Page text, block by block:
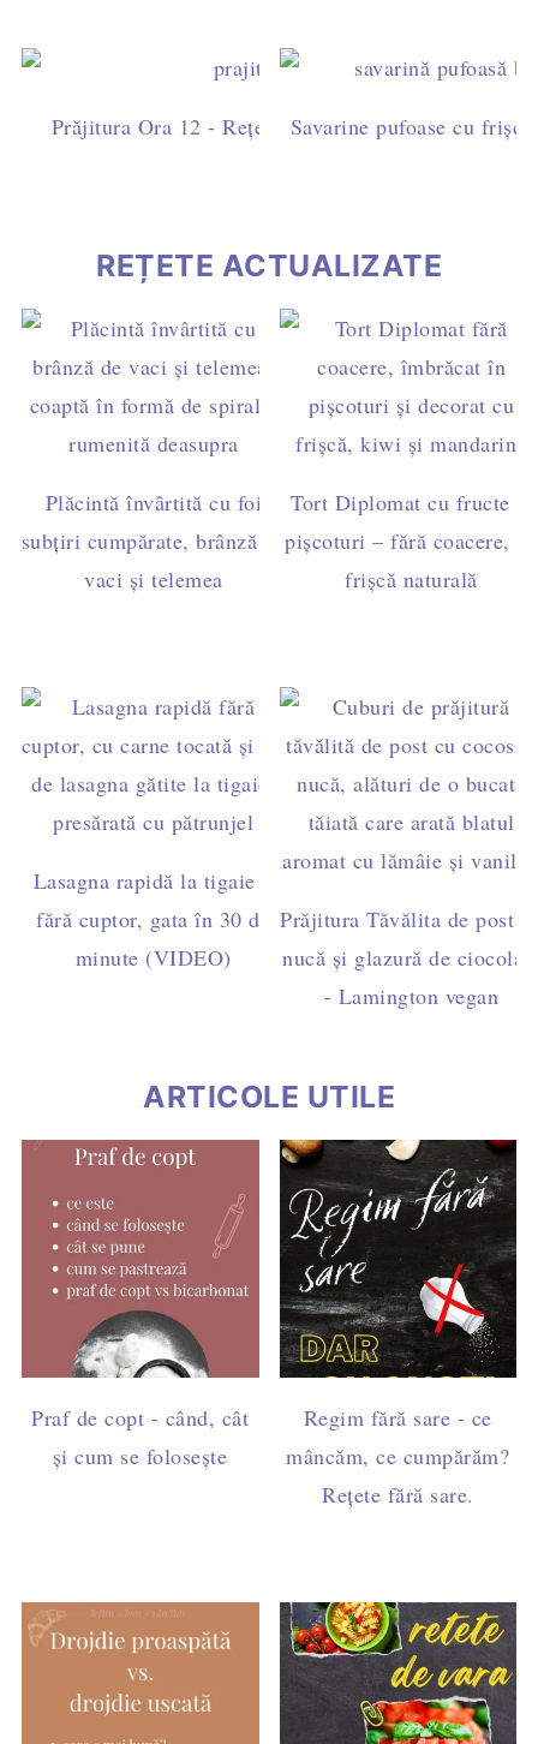
Prăjitura Ora 12 - Rețetă ușoară cu blat de cacao,
Savarine pufoase cu
REȚETE ACTUALIZATE
Plăcintă învârtită cu foi
subțiri cumpărate, brânză de
vaci și telemea
Tort Diplomat cu fructe și
pișcoturi – fără coacere, cu
frișcă naturală
Lasagna rapidă la tigaie –
fără cuptor, gata în 30 de
minute (VIDEO)
Prăjitura Tăvălita de post
nucă și glazură de
- Lamington vegan
ARTICOLE UTILE
Praf de copt - când, cât
și cum se folosește
Regim fără sare - ce
mâncăm, ce cumpărăm?
Rețete fără sare.